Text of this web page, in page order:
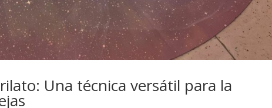
Una técnica versátil para la